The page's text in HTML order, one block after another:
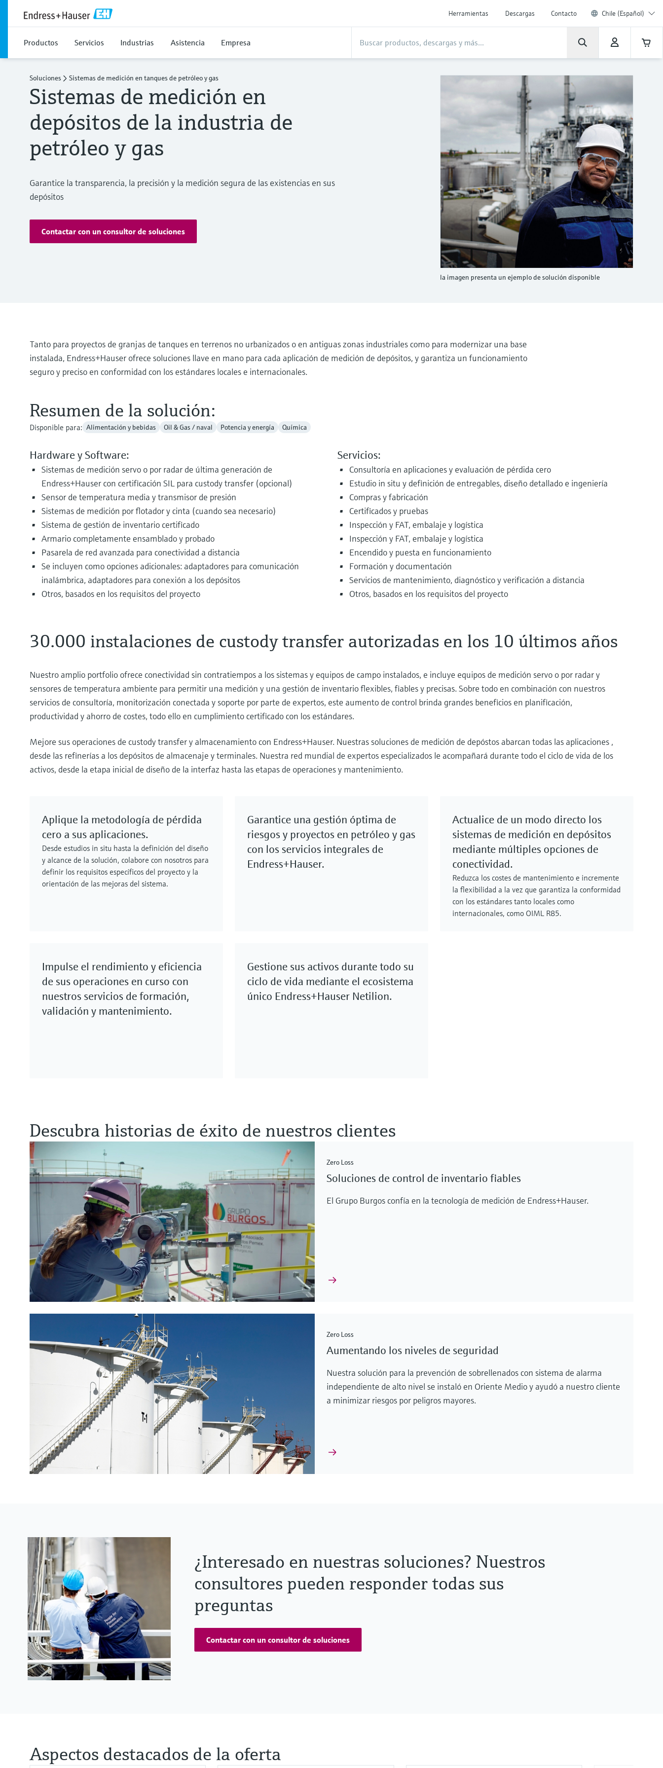
Herramientas Descargas Contacto Chile (Español)
Productos Servicios Industrias Asistencia Empresa
Soluciones Sistemas de medición en tanques de petróleo y gas
Sistemas de medición en
depósitos de la industria de
petróleo y gas
Garantice la transparencia, la precisión y la medición segura de las existencias en sus
depósitos
Contactar con un consultor de soluciones
la imagen presenta un ejemplo de solución disponible
Tanto para proyectos de granjas de tanques en terrenos no urbanizados o en antiguas zonas industriales como para modernizar una base
instalada, Endress+Hauser ofrece soluciones llave en mano para cada aplicación de medición de depósitos, y garantiza un funcionamiento
seguro y preciso en conformidad con los estándares locales e internacionales.
Resumen de la solución:
Disponible para: Alimentación y bebidas Oil & Gas / naval Potencia y energía Química
Hardware y Software:
Sistemas de medición servo o por radar de última generación de
Endress+Hauser con certificación SIL para custody transfer (opcional)
Sensor de temperatura media y transmisor de presión
Sistemas de medición por flotador y cinta (cuando sea necesario)
Sistema de gestión de inventario certificado
Armario completamente ensamblado y probado
Pasarela de red avanzada para conectividad a distancia
Se incluyen como opciones adicionales: adaptadores para comunicación
inalámbrica, adaptadores para conexión a los depósitos
Otros, basados en los requisitos del proyecto
Servicios:
Consultoría en aplicaciones y evaluación de pérdida cero
Estudio in situ y definición de entregables, diseño detallado e ingeniería
Compras y fabricación
Certificados y pruebas
Inspección y FAT, embalaje y logística
Inspección y FAT, embalaje y logística
Encendido y puesta en funcionamiento
Formación y documentación
Servicios de mantenimiento, diagnóstico y verificación a distancia
Otros, basados en los requisitos del proyecto
30.000 instalaciones de custody transfer autorizadas en los 10 últimos años
Nuestro amplio portfolio ofrece conectividad sin contratiempos a los sistemas y equipos de campo instalados, e incluye equipos de medición servo o por radar y
sensores de temperatura ambiente para permitir una medición y una gestión de inventario flexibles, fiables y precisas. Sobre todo en combinación con nuestros
servicios de consultoría, monitorización conectada y soporte por parte de expertos, este aumento de control brinda grandes beneficios en planificación,
productividad y ahorro de costes, todo ello en cumplimiento certificado con los estándares.
Mejore sus operaciones de custody transfer y almacenamiento con Endress+Hauser. Nuestras soluciones de medición de depóstos abarcan todas las aplicaciones ,
desde las refinerías a los depósitos de almacenaje y terminales. Nuestra red mundial de expertos especializados le acompañará durante todo el ciclo de vida de los
activos, desde la etapa inicial de diseño de la interfaz hasta las etapas de operaciones y mantenimiento.
Aplique la metodología de pérdida
cero a sus aplicaciones.
Desde estudios in situ hasta la definición del diseño
y alcance de la solución, colabore con nosotros para
definir los requisitos específicos del proyecto y la
orientación de las mejoras del sistema.
Garantice una gestión óptima de
riesgos y proyectos en petróleo y gas
con los servicios integrales de
Endress+Hauser.
Actualice de un modo directo los
sistemas de medición en depósitos
mediante múltiples opciones de
conectividad.
Reduzca los costes de mantenimiento e incremente
la flexibilidad a la vez que garantiza la conformidad
con los estándares tanto locales como
internacionales, como OIML R85.
Impulse el rendimiento y eficiencia
de sus operaciones en curso con
nuestros servicios de formación,
validación y mantenimiento.
Gestione sus activos durante todo su
ciclo de vida mediante el ecosistema
único Endress+Hauser Netilion.
Descubra historias de éxito de nuestros clientes
Zero Loss
Soluciones de control de inventario fiables
El Grupo Burgos confía en la tecnología de medición de Endress+Hauser.
Zero Loss
Aumentando los niveles de seguridad
Nuestra solución para la prevención de sobrellenados con sistema de alarma
independiente de alto nivel se instaló en Oriente Medio y ayudó a nuestro cliente
a minimizar riesgos por peligros mayores.
¿Interesado en nuestras soluciones? Nuestros
consultores pueden responder todas sus
preguntas
Contactar con un consultor de soluciones
Aspectos destacados de la oferta